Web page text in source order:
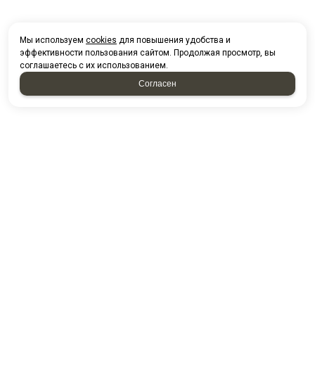
Мы используем cookies для повышения удобства и
эффективности пользования сайтом. Продолжая просмотр, вы
соглашаетесь с их использованием.
Согласен